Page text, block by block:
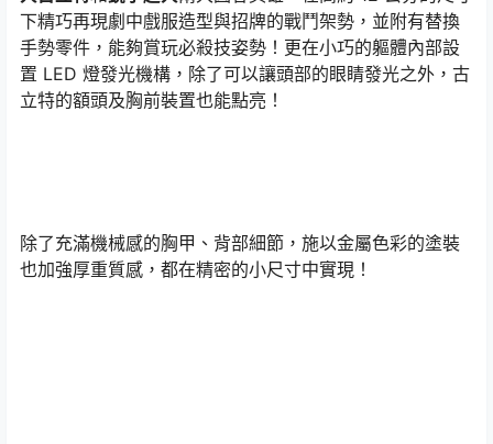
下精巧再現劇中戲服造型與招牌的戰鬥架勢，並附有替換
手勢零件，能夠賞玩必殺技姿勢！更在小巧的軀體內部設
置 LED 燈發光機構，除了可以讓頭部的眼睛發光之外，古
立特的額頭及胸前裝置也能點亮！
除了充滿機械感的胸甲、背部細節，施以金屬色彩的塗裝
也加強厚重質感，都在精密的小尺寸中實現！